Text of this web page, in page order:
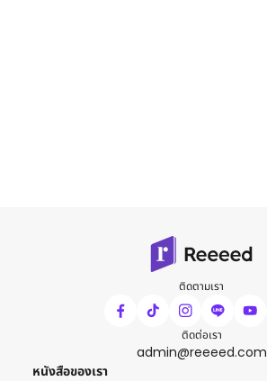
ติดตามเรา
ติดต่อเรา
admin@reeeed.com
หนังสือของเรา